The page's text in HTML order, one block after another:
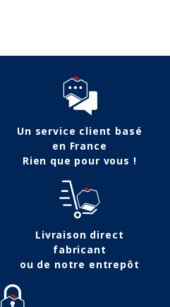
Un service client basé
en France
Rien que pour vous !
Livraison direct
fabricant
ou de notre entrepôt